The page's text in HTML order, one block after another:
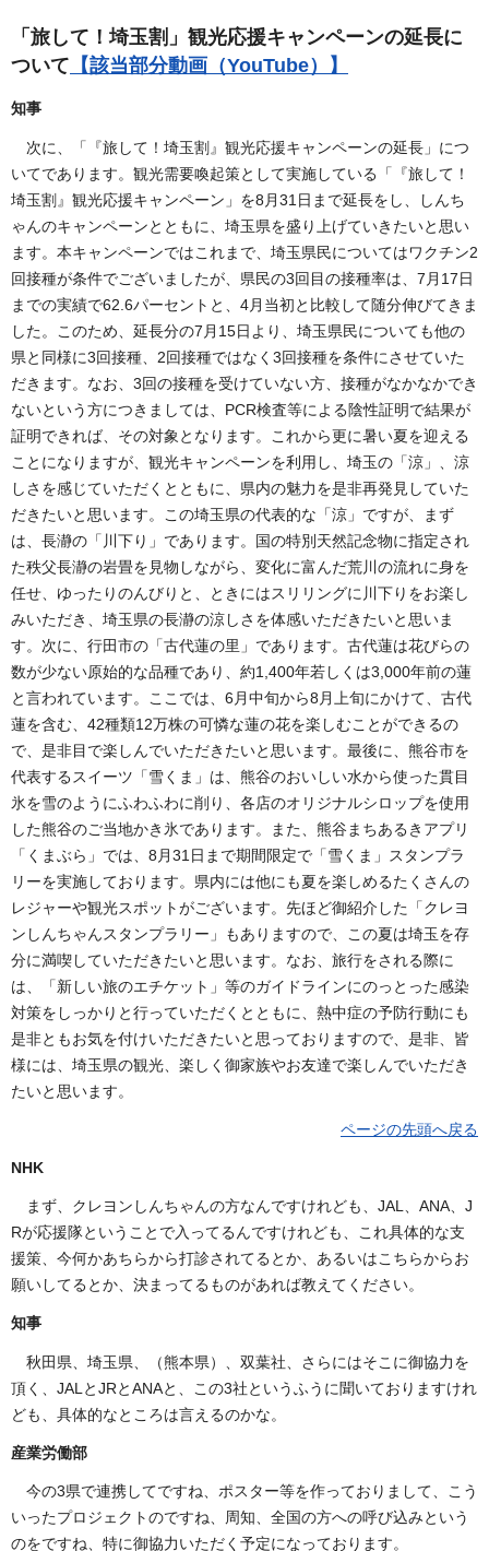
「旅して！埼玉割」観光応援キャンペーンの延長に
ついて 【該当部分動画（YouTube）】
知事
次に、「『旅して！埼玉割』観光応援キャンペーンの延長」につ
いてであります。観光需要喚起策として実施している「『旅して！
埼玉割』観光応援キャンペーン」を8月31日まで延長をし、しんち
ゃんのキャンペーンとともに、埼玉県を盛り上げていきたいと思い
ます。本キャンペーンではこれまで、埼玉県民についてはワクチン2
回接種が条件でございましたが、県民の3回目の接種率は、7月17日
までの実績で62.6パーセントと、4月当初と比較して随分伸びてきま
した。このため、延長分の7月15日より、埼玉県民についても他の
県と同様に3回接種、2回接種ではなく3回接種を条件にさせていた
だきます。なお、3回の接種を受けていない方、接種がなかなかでき
ないという方につきましては、PCR検査等による陰性証明で結果が
証明できれば、その対象となります。これから更に暑い夏を迎える
ことになりますが、観光キャンペーンを利用し、埼玉の「涼」、涼
しさを感じていただくとともに、県内の魅力を是非再発見していた
だきたいと思います。この埼玉県の代表的な「涼」ですが、まず
は、長瀞の「川下り」であります。国の特別天然記念物に指定され
た秩父長瀞の岩畳を見物しながら、変化に富んだ荒川の流れに身を
任せ、ゆったりのんびりと、ときにはスリリングに川下りをお楽し
みいただき、埼玉県の長瀞の涼しさを体感いただきたいと思いま
す。次に、行田市の「古代蓮の里」であります。古代蓮は花びらの
数が少ない原始的な品種であり、約1,400年若しくは3,000年前の蓮
と言われています。ここでは、6月中旬から8月上旬にかけて、古代
蓮を含む、42種類12万株の可憐な蓮の花を楽しむことができるの
で、是非目で楽しんでいただきたいと思います。最後に、熊谷市を
代表するスイーツ「雪くま」は、熊谷のおいしい水から使った貫目
氷を雪のようにふわふわに削り、各店のオリジナルシロップを使用
した熊谷のご当地かき氷であります。また、熊谷まちあるきアプリ
「くまぶら」では、8月31日まで期間限定で「雪くま」スタンプラ
リーを実施しております。県内には他にも夏を楽しめるたくさんの
レジャーや観光スポットがございます。先ほど御紹介した「クレヨ
ンしんちゃんスタンプラリー」もありますので、この夏は埼玉を存
分に満喫していただきたいと思います。なお、旅行をされる際に
は、「新しい旅のエチケット」等のガイドラインにのっとった感染
対策をしっかりと行っていただくとともに、熱中症の予防行動にも
是非ともお気を付けいただきたいと思っておりますので、是非、皆
様には、埼玉県の観光、楽しく御家族やお友達で楽しんでいただき
たいと思います。
ページの先頭へ戻る
NHK
まず、クレヨンしんちゃんの方なんですけれども、JAL、ANA、J
Rが応援隊ということで入ってるんですけれども、これ具体的な支
援策、今何かあちらから打診されてるとか、あるいはこちらからお
願いしてるとか、決まってるものがあれば教えてください。
知事
秋田県、埼玉県、（熊本県）、双葉社、さらにはそこに御協力を
頂く、JALとJRとANAと、この3社というふうに聞いておりますけれ
ども、具体的なところは言えるのかな。
産業労働部
今の3県で連携してですね、ポスター等を作っておりまして、こう
いったプロジェクトのですね、周知、全国の方への呼び込みという
のをですね、特に御協力いただく予定になっております。